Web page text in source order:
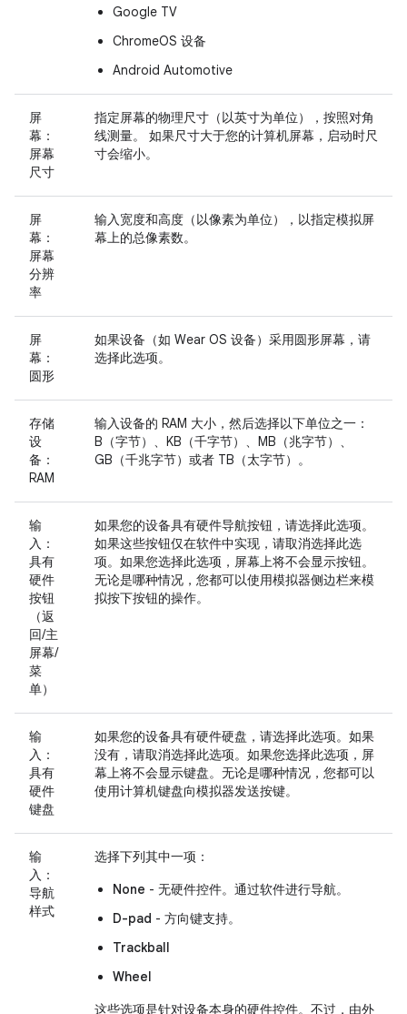
Google TV
ChromeOS 设备
Android Automotive
屏
幕：
屏幕
尺寸
指定屏幕的物理尺寸（以英寸为单位），按照对角
线测量。 如果尺寸大于您的计算机屏幕，启动时尺
寸会缩小。
屏
幕：
屏幕
分辨
率
输入宽度和高度（以像素为单位），以指定模拟屏
幕上的总像素数。
屏
幕：
圆形
如果设备（如 Wear OS 设备）采用圆形屏幕，请
选择此选项。
存储
设
备：
RAM
输入设备的 RAM 大小，然后选择以下单位之一：
B（字节）、KB（千字节）、MB（兆字节）、
GB（千兆字节）或者 TB（太字节）。
输
入：
具有
硬件
按钮
（返
回/主
屏幕/
菜
单）
如果您的设备具有硬件导航按钮，请选择此选项。
如果这些按钮仅在软件中实现，请取消选择此选
项。如果您选择此选项，屏幕上将不会显示按钮。
无论是哪种情况，您都可以使用模拟器侧边栏来模
拟按下按钮的操作。
输
入：
具有
硬件
键盘
如果您的设备具有硬件硬盘，请选择此选项。如果
没有，请取消选择此选项。如果您选择此选项，屏
幕上将不会显示键盘。无论是哪种情况，您都可以
使用计算机键盘向模拟器发送按键。
输
入：
导航
样式
选择下列其中一项：
None - 无硬件控件。通过软件进行导航。
D-pad - 方向键支持。
Trackball
Wheel
这些选项是针对设备本身的硬件控件。不过，由外